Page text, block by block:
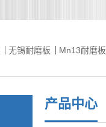
无锡耐磨板 Mn13耐磨板
产品中心